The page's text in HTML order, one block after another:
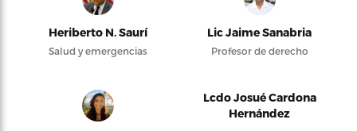
Heriberto N. Saurí
Salud y emergencias
Lic Jaime Sanabria
Profesor de derecho
Lcdo Josué Cardona
Hernández